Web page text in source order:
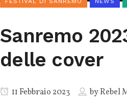
Sanremo
delle cover
11 Febbraio 2023 byRebel